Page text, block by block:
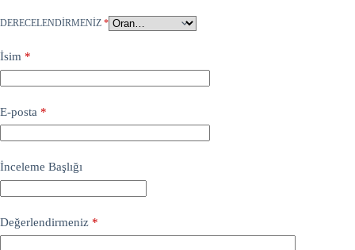
DERECELENDIRMENIZ *
İsim *
E-posta *
İnceleme Başlığı
Değerlendirmeniz *